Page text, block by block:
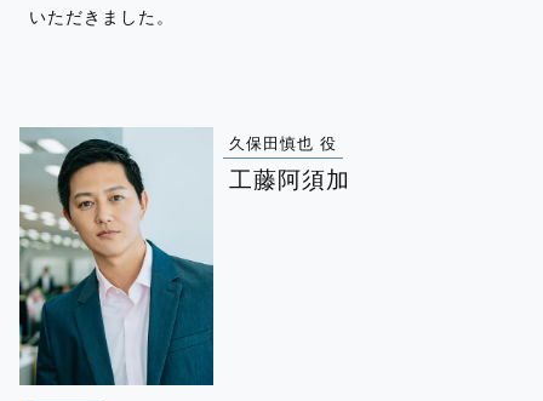
いただきました。
久保田慎也 役
工藤阿須加